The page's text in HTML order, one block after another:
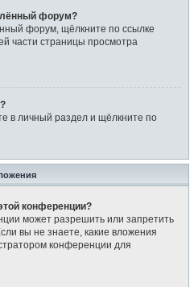
форум?
форум, щёлкните по ссылке
части страницы просмотра
в личный раздел и щёлкните по
конференции?
может разрешить или запретить
вы не знаете, какие вложения
конференции для